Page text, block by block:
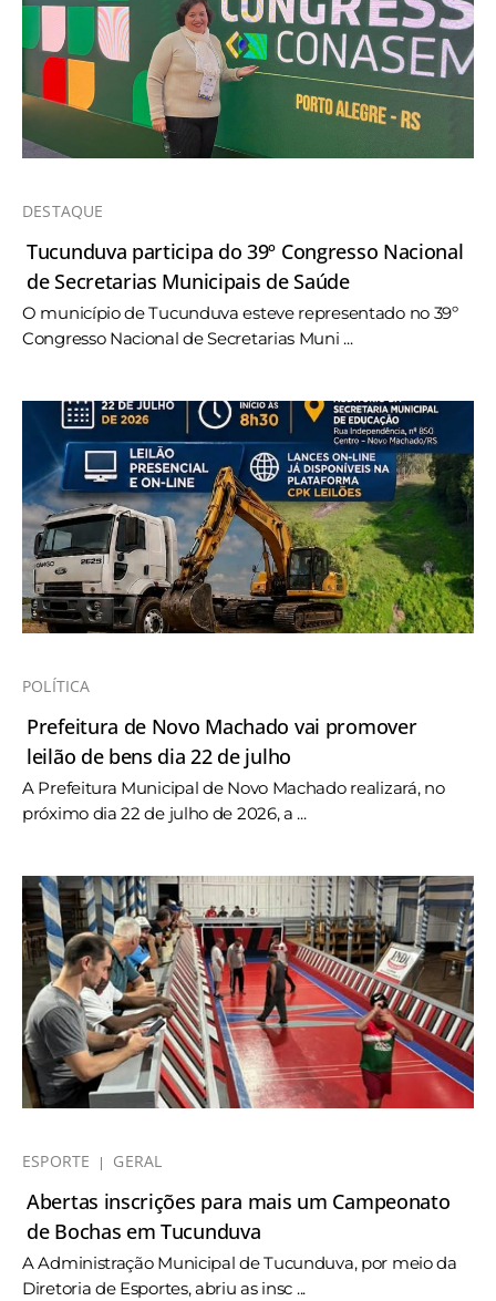
DESTAQUE
Tucunduva participa do 39º Congresso Nacional
de Secretarias Municipais de Saúde
O município de Tucunduva esteve representado no 39º
Congresso Nacional de Secretarias Muni ...
POLÍTICA
Prefeitura de Novo Machado vai promover
leilão de bens dia 22 de julho
A Prefeitura Municipal de Novo Machado realizará, no
próximo dia 22 de julho de 2026, a ...
ESPORTE GERAL
Abertas inscrições para mais um Campeonato
de Bochas em Tucunduva
A Administração Municipal de Tucunduva, por meio da
Diretoria de Esportes, abriu as insc ...